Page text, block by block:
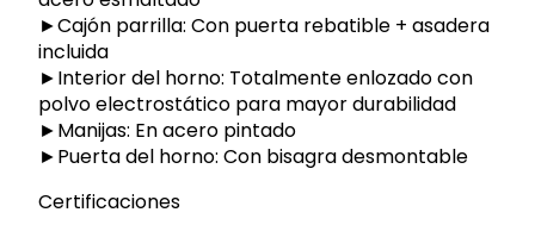
►Cajón parrilla: Con puerta rebatible + asadera
incluida
►Interior del horno: Totalmente enlozado con
polvo electrostático para mayor durabilidad
►Manijas: En acero pintado
►Puerta del horno: Con bisagra desmontable
Certificaciones